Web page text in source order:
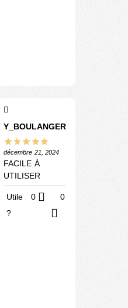
Y_BOULANGER
décembre 21, 2024
FACILE À
UTILISER
Utile
?
0 0